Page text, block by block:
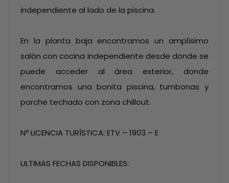
independiente al lado de la piscina.
En la planta baja encontramos un amplísimo
salón con cocina independiente desde donde se
puede acceder al área exterior, donde
encontramos una bonita piscina, tumbonas y
porche techado con zona chillout.
Nº LICENCIA TURÍSTICA: ETV – 1903 – E
ULTIMAS FECHAS DISPONIBLES: